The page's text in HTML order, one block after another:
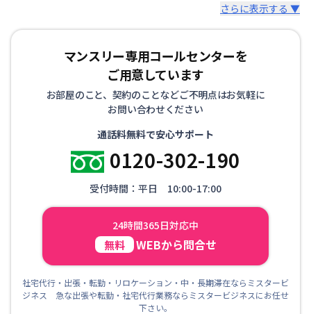
さらに表示する ▼
マンスリー専用コールセンターを
ご用意しています
お部屋のこと、契約のことなどご不明点はお気軽に
お問い合わせください
通話料無料で安心サポート
0120-302-190
受付時間：平日 10:00-17:00
24時間365日対応中
無料 WEBから問合せ
社宅代行・出張・転勤・リロケーション・中・長期滞在ならミスタービ
ジネス 急な出張や転勤・社宅代行業務ならミスタービジネスにお任せ
下さい。